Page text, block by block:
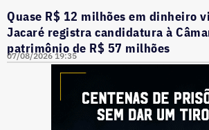
Quase R$ 12 milhões em dinheiro
Jacaré registra candidatura à
patrimônio de R$ 57 milhões
07/08/2026 19:35